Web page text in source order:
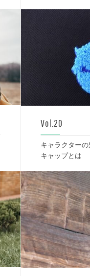
Vol.20
キャラクター
キャップとは